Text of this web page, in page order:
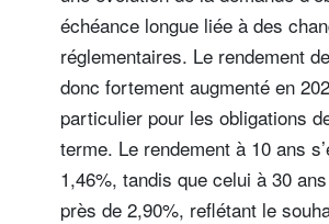
échéance longue liée à des
réglementaires. Le rendement
donc fortement augmenté en
particulier pour les obligations
terme. Le rendement à 10 ans
1,46%, tandis que celui à 30
près de 2,90%, reflétant le